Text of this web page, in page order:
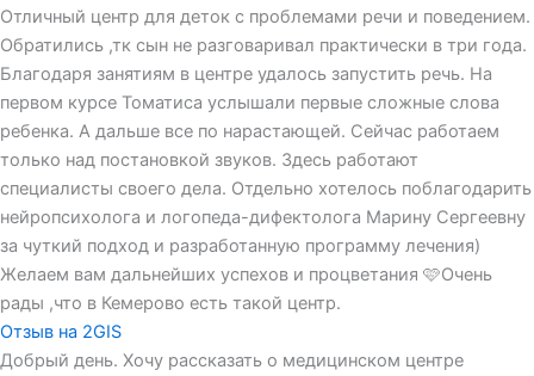
Отличный центр для деток с проблемами речи и поведением.
Обратились ,тк сын не разговаривал практически в три года.
Благодаря занятиям в центре удалось запустить речь. На
первом курсе Томатиса услышали первые сложные слова
ребенка. А дальше все по нарастающей. Сейчас работаем
только над постановкой звуков. Здесь работают
специалисты своего дела. Отдельно хотелось поблагодарить
нейропсихолога и логопеда-дифектолога Марину Сергеевну
за чуткий подход и разработанную программу лечения)
Желаем вам дальнейших успехов и процветания 🩷Очень
рады ,что в Кемерово есть такой центр.
Отзыв на 2GIS
Добрый день. Хочу рассказать о медицинском центре